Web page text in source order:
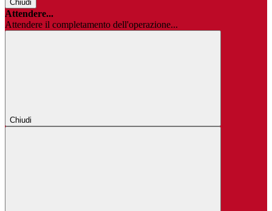
Chiudi
Attendere...
Attendere il completamento dell'operazione...
Chiudi